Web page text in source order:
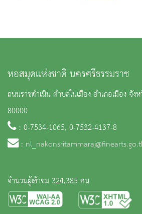
หอสมุดแห่งชาติ นครศรีธรรมราช
ถนนราชดำเนิน ตำบลในเมือง อำเภอเมือง จัง
80000
: 0-7534-1065, 0-7532-4137-8
:
จำนวนผู้เข้าชม 324,385 คน